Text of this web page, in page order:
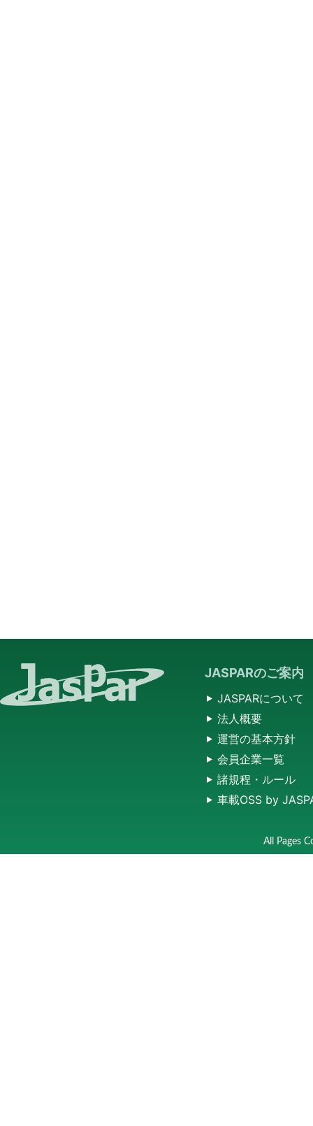
JASPARのご案内
JASPARについて
法人概要
運営の基本方針
会員企業一覧
諸規程・ルール
車載OSS by
All Pages